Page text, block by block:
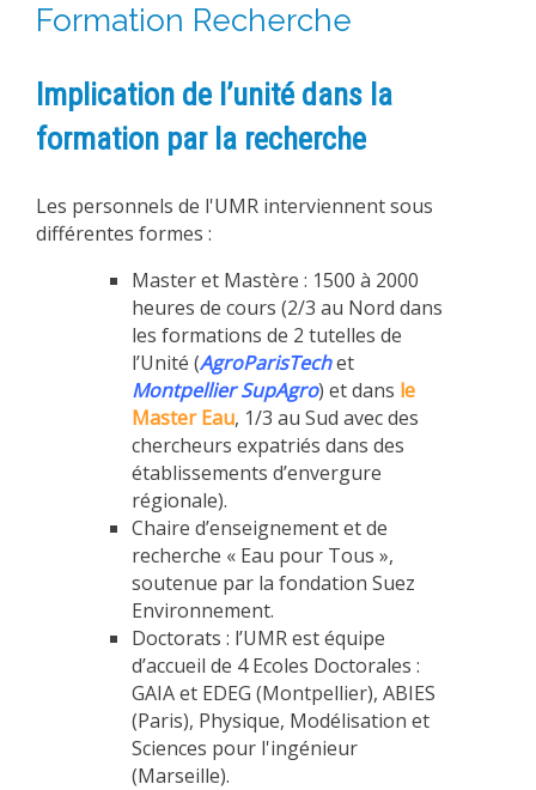
Formation Recherche
Implication de l’unité dans la
formation par la recherche
Les personnels de l'UMR interviennent sous
différentes formes :
Master et Mastère : 1500 à 2000
heures de cours (2/3 au Nord dans
les formations de 2 tutelles de
l’Unité (AgroParisTechet
Montpellier SupAgro) et dans le
Master Eau, 1/3 au Sud avec des
chercheurs expatriés dans des
établissements d’envergure
régionale).
Chaire d’enseignement et de
recherche « Eau pour Tous »,
soutenue par la fondation Suez
Environnement.
Doctorats : l’UMR est équipe
d’accueil de 4 Ecoles Doctorales :
GAIA et EDEG (Montpellier), ABIES
(Paris), Physique, Modélisation et
Sciences pour l'ingénieur
(Marseille).